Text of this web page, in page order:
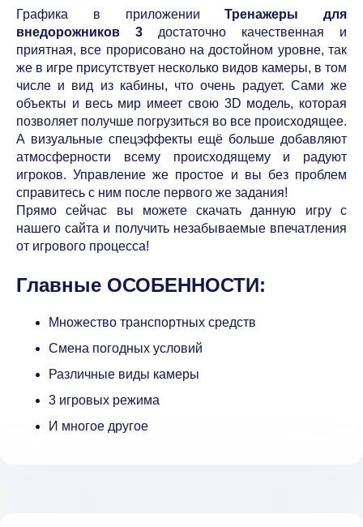
Графика в приложенииТренажеры для
внедорожников 3 достаточно качественная и
приятная, все прорисовано на достойном уровне, так
же в игре присутствует несколько видов камеры, в том
числе и вид из кабины, что очень радует. Сами же
объекты и весь мир имеет свою 3D модель, которая
позволяет получше погрузиться во все происходящее.
А визуальные спецэффекты ещё больше добавляют
атмосферности всему происходящему и радуют
игроков. Управление же простое и вы без проблем
справитесь с ним после первого же задания!
Прямо сейчас вы можете скачать данную игру с
нашего сайта и получить незабываемые впечатления
от игрового процесса!
Главные ОСОБЕННОСТИ:
Множество транспортных средств
Смена погодных условий
Различные виды камеры
3 игровых режима
И многое другое